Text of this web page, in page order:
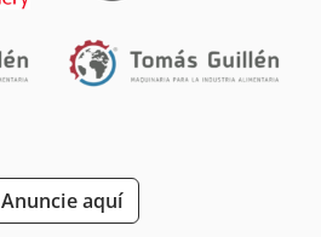
Anuncie aquí